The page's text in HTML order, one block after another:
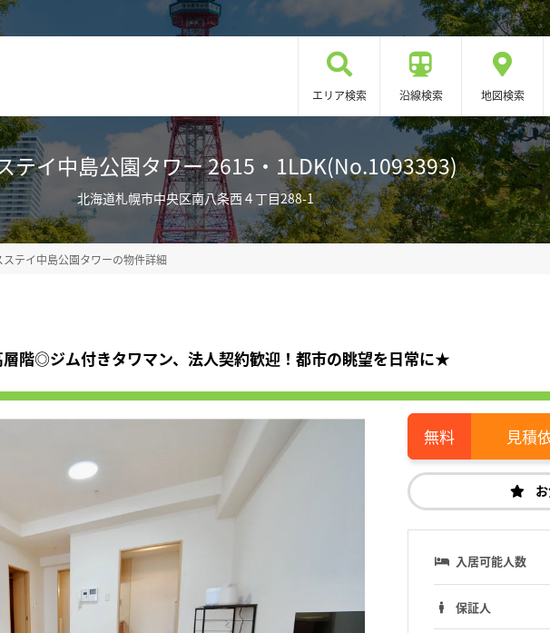
エリア検索 沿線検索 地図検索
テイ中島公園タワー 2615・1LDK(No.1093393)
北海道札幌市中央区南八条西４丁目288-1
ステイ中島公園タワーの物件詳細
層階◎ジム付きタワマン、法人契約歓迎！都市の眺望を日常に★
見積
入居可能人数
保証人